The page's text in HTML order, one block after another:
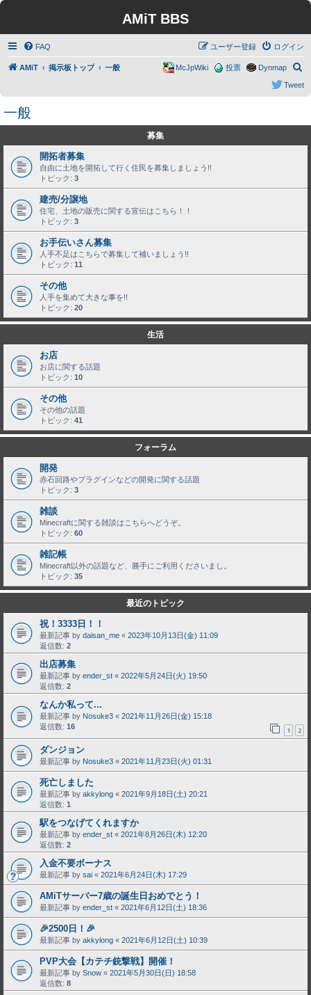
AMiT BBS
FAQ ログイン
ユーザー登録
AMiT 掲示板トップ 一般
索
Dynmap
投票
McJpWiki
Tweet
一般
募集
開拓者募集
自由に土地を開拓して行く住民を募集しましょう!!
トピック: 3
建売/分譲地
住宅、土地の販売に関する宣伝はこちら！！
トピック: 3
お手伝いさん募集
人手不足はこちらで募集して補いましょう!!
トピック: 11
その他
人手を集めて大きな事を!!
トピック: 20
生活
お店
お店に関する話題
トピック: 10
その他
その他の話題
トピック: 41
フォーラム
開発
赤石回路やプラグインなどの開発に関する話題
トピック: 3
雑談
Minecraftに関する雑談はこちらへどうぞ。
トピック: 60
雑記帳
Minecraft以外の話題など、勝手にご利用くださいまし。
トピック: 35
最近のトピック
祝！3333日！！
最新記事 by daisan_me « 2023年10月13日(金) 11:09
返信数: 2
出店募集
最新記事 by ender_st « 2022年5月24日(火) 19:50
返信数: 2
なんか私って...
最新記事 by Nosuke3 « 2021年11月26日(金) 15:18
返信数: 16 1 2
ダンジョン
最新記事 by Nosuke3 « 2021年11月23日(火) 01:31
死亡しました
最新記事 by akkylong « 2021年9月18日(土) 20:21
返信数: 1
駅をつなげてくれますか
最新記事 by ender_st « 2021年8月26日(木) 12:20
返信数: 2
入金不要ボーナス
最新記事 by sai « 2021年6月24日(木) 17:29
AMiTサーバー7歳の誕生日おめでとう！
最新記事 by ender_st « 2021年6月12日(土) 18:36
🎉2500日！🎉
最新記事 by akkylong « 2021年6月12日(土) 10:39
PVP大会【カテチ銃撃戦】開催！
最新記事 by Snow « 2021年5月30日(日) 18:58
返信数: 8